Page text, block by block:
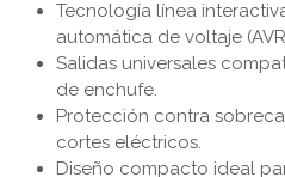
Tecnología línea
automática de voltaje
Salidas universales
de enchufe.
Protección contra
cortes eléctricos.
Diseño compacto ideal